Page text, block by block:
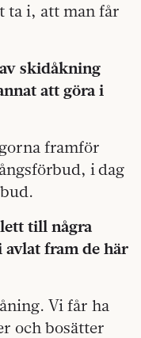
ta i, att man får
skidåkning
att göra i
framför
i dag
till några
fram de här
Vi får ha
och bosätter